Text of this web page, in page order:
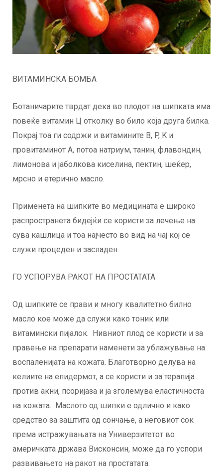
ВИТАМИНСКА БОМБА
Ботаничарите тврдат дека во плодот на шипката има
повеќе витамин Ц отколку во било која друга билка.
Покрај тоа ги содржи и витамините B, P, K и
провитаминот А, потоа натриум, танин, флавондин,
лимонова и јаболкова киселина, пектин, шеќер,
мрсно и етерично масло.
Применета на шипките во медицината е широко
распространета бидејќи се користи за лечење на
сува кашлица и тоа најчесто во вид на чај кој се
служи процеден и засладен.
ГО УСПОРУВА РАКОТ НА ПРОСТАТАТА
Од шипките се прави и многу квалитетно билно
масло кое може да служи како тоник или
витамински пијалок. Нивниот плод се користи и за
правење на препарати наменети за ублажување на
воспаленијата на кожата. Благотворно делува на
келиите на епидермот, а се користи и за терапија
против акни, псоријаза и ја зголемува еластичноста
на кожата. Маслото од шипки е одлично и како
средство за заштита од сончање, а неговиот сок
према истражувањата на Универзитетот во
америчката држава Висконсин, може да го успори
развивањето на ракот на простатата.